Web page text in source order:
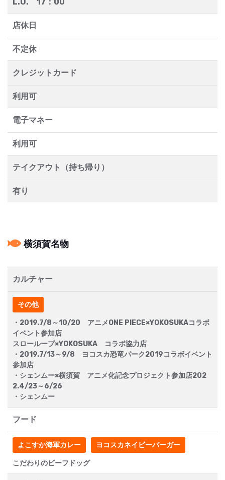
店休日
不定休
クレジットカード
利用可
電子マネー
利用可
テイクアウト（持ち帰り）
有り
横須賀名物
カルチャー
その他
・2019.7/8～10/20 アニメONE PIECE×YOKOSUKAコラボ
イベント参加店
スローループ×YOKOSUKA コラボ協力店
・2019.7/13～9/8 ヨコスカ恐竜パーク2019コラボイベント
参加店
・シェンムー×横須賀 アニメ化記念プロジェクト参加店202
2.4/23～6/26
・シェンムー
フード
よこすか海軍カレー ヨコスカネイビーバーガー
こだわりのビーフドッグ